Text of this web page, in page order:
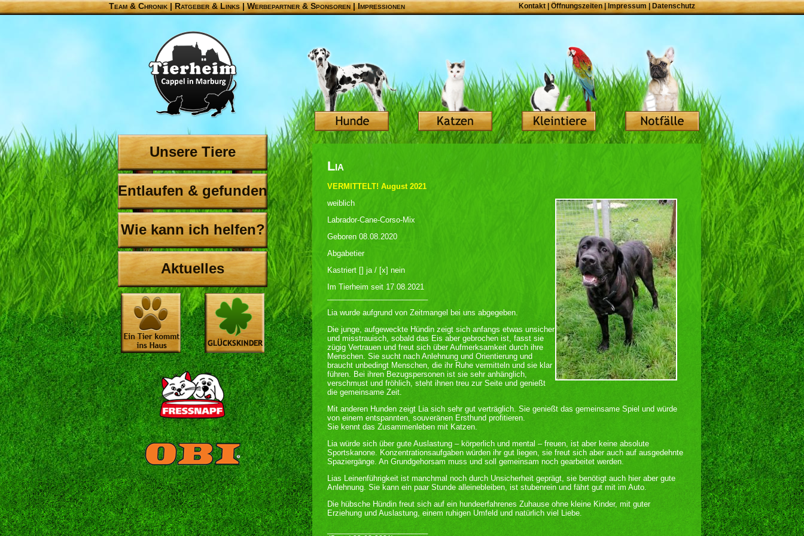
Team & Chronik |Ratgeber & Links|Werbepartner & Sponsoren|Impressionen Kontakt Öffnungszeiten| Impressum|Datenschutz
Unsere Tiere
Entlaufen & gefunden
Wie kann ich helfen?
Aktuelles
Lia
VERMITTELT! August 2021
weiblich
Labrador-Cane-Corso-Mix
Geboren 08.08.2020
Abgabetier
Kastriert [] ja / [x] nein
Im Tierheim seit 17.08.2021
Lia wurde aufgrund von Zeitmangel bei uns abgegeben.
Die junge, aufgeweckte Hündin zeigt sich anfangs etwas unsicher
und misstrauisch, sobald das Eis aber gebrochen ist, fasst sie
zügig Vertrauen und freut sich über Aufmerksamkeit durch ihre
Menschen. Sie sucht nach Anlehnung und Orientierung und
braucht unbedingt Menschen, die ihr Ruhe vermitteln und sie klar
führen. Bei ihren Bezugspersonen ist sie sehr anhänglich,
verschmust und fröhlich, steht ihnen treu zur Seite und genießt
die gemeinsame Zeit.
Mit anderen Hunden zeigt Lia sich sehr gut verträglich. Sie genießt das gemeinsame Spiel und würde
von einem entspannten, souveränen Ersthund profitieren.
Sie kennt das Zusammenleben mit Katzen.
Lia würde sich über gute Auslastung – körperlich und mental – freuen, ist aber keine absolute
Sportskanone. Konzentrationsaufgaben würden ihr gut liegen, sie freut sich aber auch auf ausgedehnte
Spaziergänge. An Grundgehorsam muss und soll gemeinsam noch gearbeitet werden.
Lias Leinenführigkeit ist manchmal noch durch Unsicherheit geprägt, sie benötigt auch hier aber gute
Anlehnung. Sie kann ein paar Stunde alleinebleiben, ist stubenrein und fährt gut mit im Auto.
Die hübsche Hündin freut sich auf ein hundeerfahrenes Zuhause ohne kleine Kinder, mit guter
Erziehung und Auslastung, einem ruhigen Umfeld und natürlich viel Liebe.
________________________